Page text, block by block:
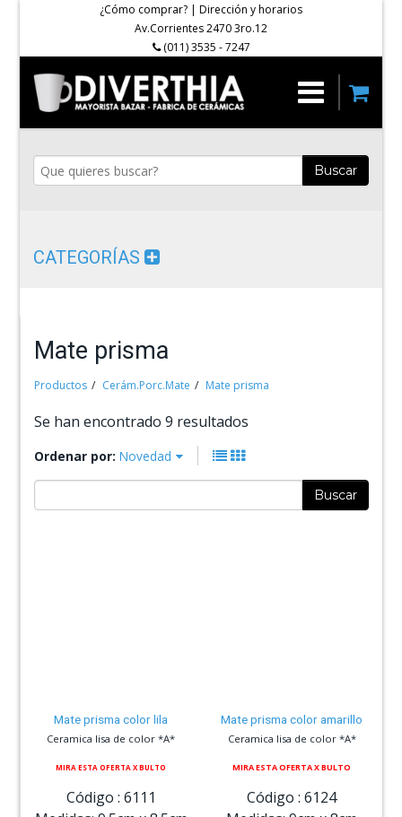
¿Cómo comprar? | Dirección y horarios
Av.Corrientes 2470 3ro.12
(011) 3535 - 7247
Buscar
CATEGORÍAS
Mate prisma
Productos Cerám.Porc.Mate Mate prisma
Se han encontrado 9 resultados
Ordenar por: Novedad
Buscar
Mate prisma color lila
Ceramica lisa de color *A*
MIRA ESTA OFERTA X BULTO
Código : 6111
Mate prisma color amarillo
Ceramica lisa de color *A*
MIRA ESTA OFERTA X BULTO
Código : 6124